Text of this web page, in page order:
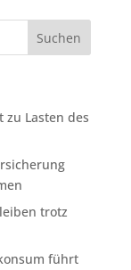
zu Lasten des
trotz
führt